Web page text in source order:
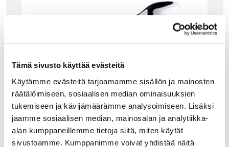
Tämä sivusto käyttää evästeitä
Käytämme evästeitä tarjoamamme sisällön ja mainosten
räätälöimiseen, sosiaalisen median ominaisuuksien
tukemiseen ja kävijämäärämme analysoimiseen. Lisäksi
jaamme sosiaalisen median, mainosalan ja analytiikka-
alan kumppaneillemme tietoja siitä, miten käytät
sivustoamme. Kumppanimme voivat yhdistää näitä
ALESSI